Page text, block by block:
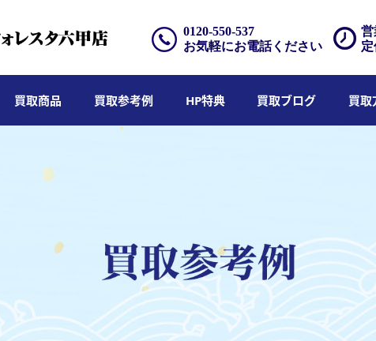
営
0120-550-537
お気軽にお電話ください
買取商品 買取参考例 HP特典 買取ブログ 買取